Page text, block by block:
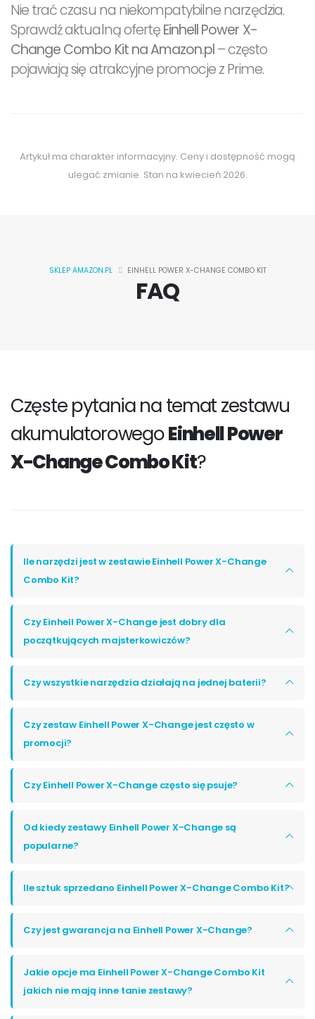
Nie trać czasu na niekompatybilne narzędzia.
Sprawdź aktualną ofertęEinhell Power X-
Change Combo Kit na Amazon.pl– często
pojawiają się atrakcyjne promocje z Prime.
Artykuł ma charakter informacyjny. Ceny i dostępność mogą
ulegać zmianie. Stan na kwiecień 2026.
FAQ
SKLEP AMAZON.PL EINHELL POWER X-CHANGE COMBO KIT
Częste pytania na temat zestawu
akumulatorowegoEinhell Power
X-Change Combo Kit?
Ile narzędzi jest w zestawie Einhell Power X-Change
Combo Kit?
Czy Einhell Power X-Change jest dobry dla
początkujących majsterkowiczów?
Czy wszystkie narzędzia działają na jednej baterii?
Czy zestaw Einhell Power X-Change jest często w
promocji?
Czy Einhell Power X-Change często się psuje?
Od kiedy zestawy Einhell Power X-Change są
popularne?
Ile sztuk sprzedano Einhell Power X-Change Combo Kit?
Czy jest gwarancja na Einhell Power X-Change?
Jakie opcje ma Einhell Power X-Change Combo Kit
jakich nie mają inne tanie zestawy?